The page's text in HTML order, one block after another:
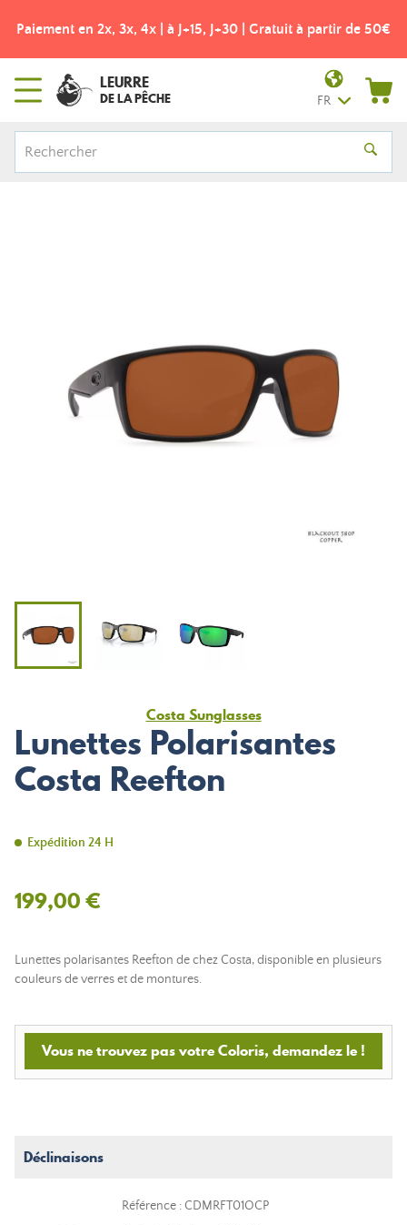
Paiement en 2x, 3x, 4x | à J+15, J+30 | Gratuit à partir de 50€
LEURRE
DE LA PÊCHE FR
Costa Sunglasses
Lunettes Polarisantes
Costa Reefton
Expédition 24 H
199,00 €
Lunettes polarisantes Reefton de chez Costa, disponible en plusieurs
couleurs de verres et de montures.
Vous ne trouvez pas votre Coloris, demandez le !
Déclinaisons
Référence : CDMRFT01OCP